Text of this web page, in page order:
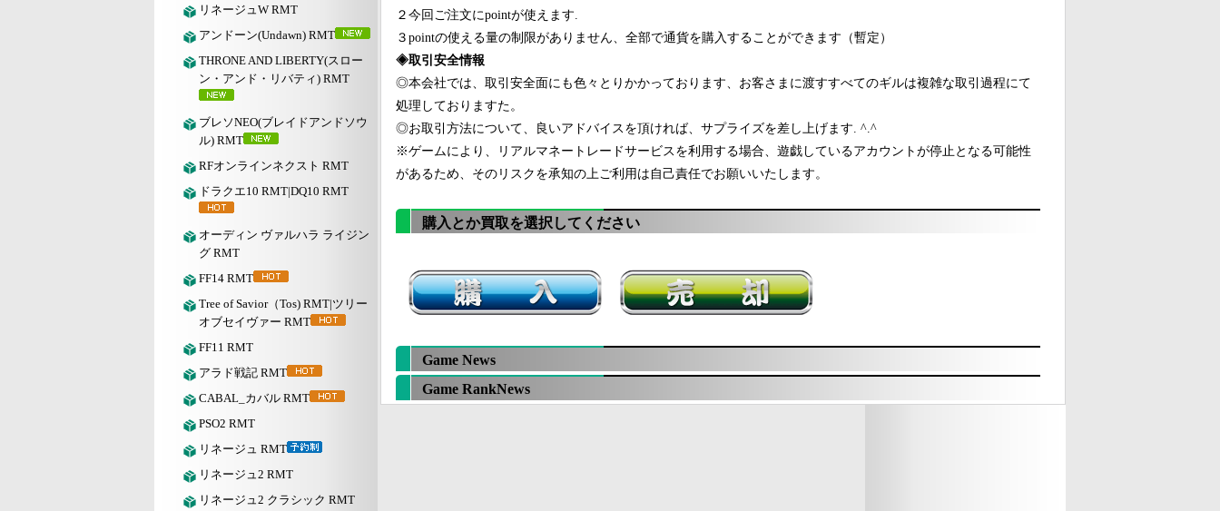
リネージュW RMT
アンドーン(Undawn) RMT
THRONE AND LIBERTY(スロー
ン・アンド・リバティ) RMT
ブレソNEO(ブレイドアンドソウ
ル) RMT
RFオンラインネクスト RMT
ドラクエ10 RMT|DQ10 RMT
オーディン ヴァルハラ ライジン
グ RMT
FF14 RMT
Tree of Savior（Tos) RMT|ツリー
オブセイヴァー RMT
FF11 RMT
アラド戦記 RMT
CABAL_カバル RMT
PSO2 RMT
リネージュ RMT
リネージュ2 RMT
リネージュ2 クラシック RMT
２今回ご注文にpointが使えます.
３pointの使える量の制限がありません、全部で通貨を購入することができます（暫定）
◈取引安全情報
◎本会社では、取引安全面にも色々とりかかっております、お客さまに渡すすべてのギルは複雑な取引過程にて
処理しておりますた。
◎お取引方法について、良いアドバイスを頂ければ、サプライズを差し上げます. ^.^
※ゲームにより、リアルマネートレードサービスを利用する場合、遊戯しているアカウントが停止となる可能性
があるため、そのリスクを承知の上ご利用は自己責任でお願いいたします。
購入とか買取を選択してください
Game News
Game RankNews